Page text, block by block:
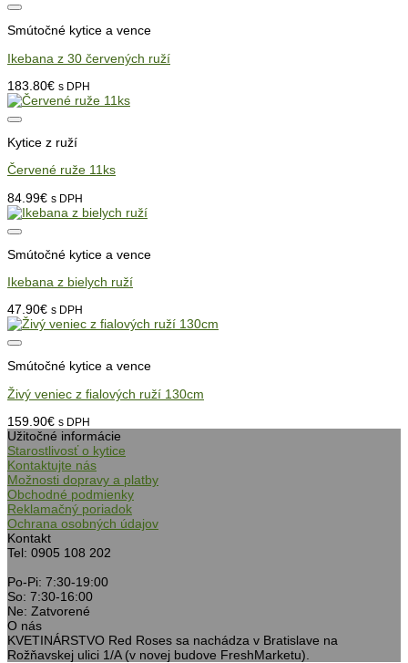
Smútočné kytice a vence
Ikebana z 30 červených ruží
183.80€ s DPH
Kytice z ruží
Červené ruže 11ks
84.99€ s DPH
Smútočné kytice a vence
Ikebana z bielych ruží
47.90€ s DPH
Smútočné kytice a vence
Živý veniec z fialových ruží 130cm
159.90€ s DPH
Užitočné informácie
Starostlivosť o kytice
Kontaktujte nás
Možnosti dopravy a platby
Obchodné podmienky
Reklamačný poriadok
Ochrana osobných údajov
Kontakt
Tel: 0905 108 202
Po-Pi: 7:30-19:00
So: 7:30-16:00
Ne: Zatvorené
O nás
KVETINÁRSTVO Red Roses sa nachádza v Bratislave na
Rožňavskej ulici 1/A (v novej budove FreshMarketu).